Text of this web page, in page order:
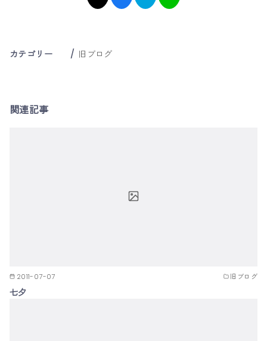
カテゴリー 旧ブログ
関連記事
2011-07-07 旧ブログ
七夕